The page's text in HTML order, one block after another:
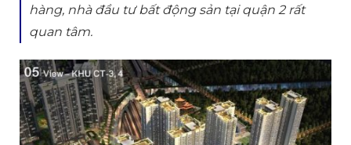
hàng, nhà đầu tư bất động sản tại quận 2 rất
quan tâm.